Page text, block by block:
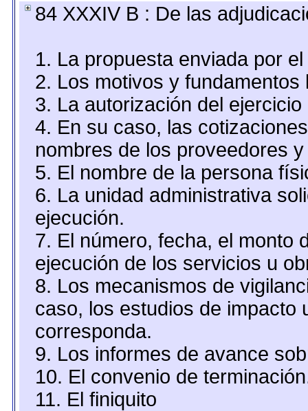
84 XXXIV B : De las
1. La propuesta enviada por
2. Los motivos y
3. La autorización del
4. En su caso, las
nombres de los proveedores
5. El nombre de la persona
6. La unidad administrativa
ejecución.
7. El número, fecha, el monto
ejecución de los servicios u
8. Los mecanismos de
caso, los estudios de impacto
corresponda.
9. Los informes de avance
10. El convenio de
11. El finiquito